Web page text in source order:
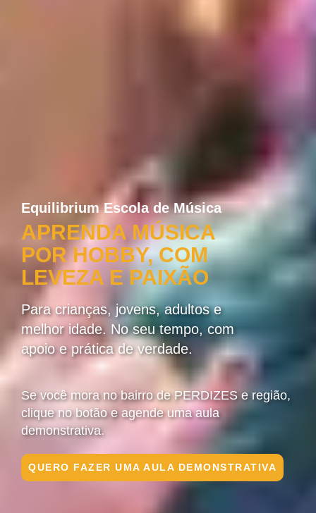
Equilibrium Escola de Música
APRENDA MÚSICA
POR HOBBY, COM
LEVEZA E PAIXÃO
Para crianças, jovens, adultos e
melhor idade. No seu tempo, com
apoio e prática de verdade.
Se você mora no bairro de PERDIZES e região,
clique no botão e agende uma aula
demonstrativa.
QUERO FAZER UMA AULA DEMONSTRATIVA